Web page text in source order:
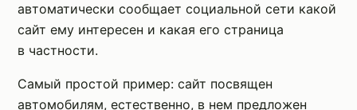
автоматически сообщает социальной сети какой
сайт ему интересен и какая его страница
в частности.
Самый простой пример: сайт посвящен
автомобилям, естественно, в нем предложен